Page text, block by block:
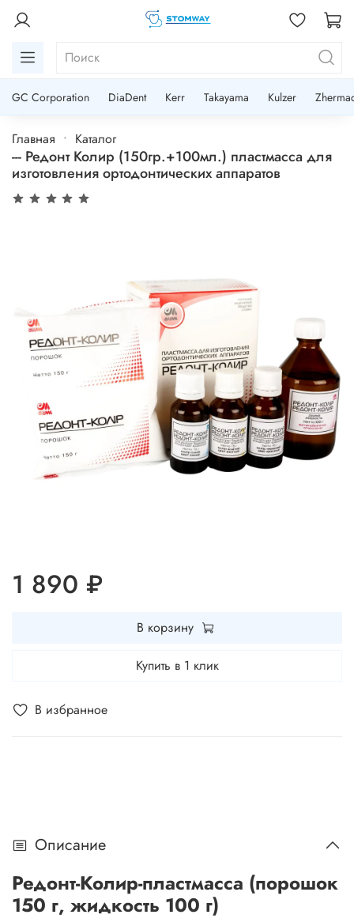
GC Corporation DiaDent Kerr Takayama Kulzer
Главная Каталог
--- Редонт Колир (150гр.+100мл.) пластмасса для
изготовления ортодонтических аппаратов
В избранное
1 890 ₽
В корзину
Купить в 1 клик
Описание
Редонт-Колир-пластмасса (порошок
150 г, жидкость 100 г)